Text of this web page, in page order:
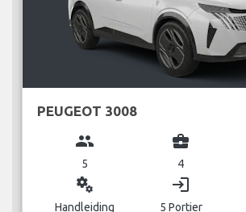
PEUGEOT 3008
group
5
business_center
4
miscellaneous_services
Handleiding
login
5 Portier